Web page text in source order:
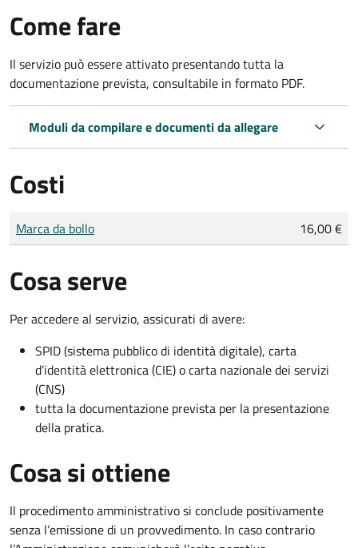
Come fare
Il servizio può essere attivato presentando tutta la
documentazione prevista, consultabile in formato PDF.
Moduli da compilare e documenti da allegare
Costi
Tipo di pagamento
Importo
Marca da bollo 16,00 €
Cosa serve
Per accedere al servizio, assicurati di avere:
SPID (sistema pubblico di identità digitale), carta
d’identità elettronica (CIE) o carta nazionale dei servizi
(CNS)
tutta la documentazione prevista per la presentazione
della pratica.
Cosa si ottiene
Il procedimento amministrativo si conclude positivamente
senza l’emissione di un provvedimento. In caso contrario